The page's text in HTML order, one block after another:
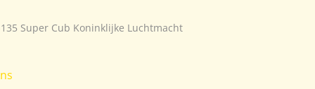
Super Cub Koninklijke Luchtmacht